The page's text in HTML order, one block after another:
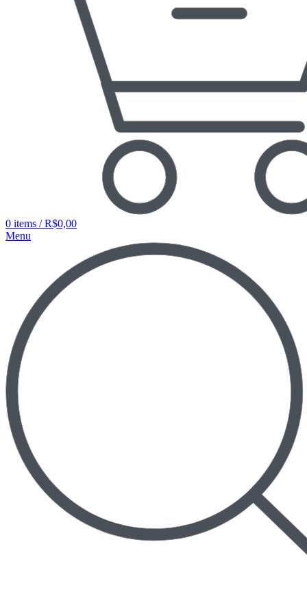
0 items / R$0,00
Menu